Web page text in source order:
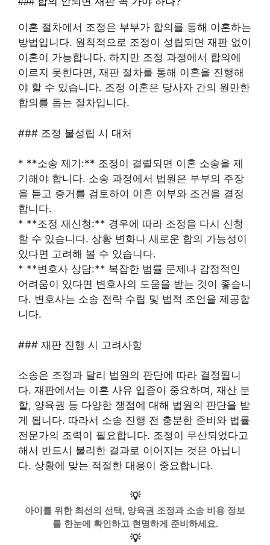
이혼 절차에서 조정은 부부가 합의를 통해 이혼하는
방법입니다. 원칙적으로 조정이 성립되면 재판 없이
이혼이 가능합니다. 하지만 조정 과정에서 합의에
이르지 못한다면, 재판 절차를 통해 이혼을 진행해
야 할 수 있습니다. 조정 이혼은 당사자 간의 원만한
합의를 돕는 절차입니다.
### 조정 불성립 시 대처
* **소송 제기:** 조정이 결렬되면 이혼 소송을 제
기해야 합니다. 소송 과정에서 법원은 부부의 주장
을 듣고 증거를 검토하여 이혼 여부와 조건을 결정
합니다.
* **조정 재신청:** 경우에 따라 조정을 다시 신청
할 수 있습니다. 상황 변화나 새로운 합의 가능성이
있다면 고려해 볼 수 있습니다.
* **변호사 상담:** 복잡한 법률 문제나 감정적인
어려움이 있다면 변호사의 도움을 받는 것이 좋습니
다. 변호사는 소송 전략 수립 및 법적 조언을 제공합
니다.
### 재판 진행 시 고려사항
소송은 조정과 달리 법원의 판단에 따라 결정됩니
다. 재판에서는 이혼 사유 입증이 중요하며, 재산 분
할, 양육권 등 다양한 쟁점에 대해 법원의 판단을 받
게 됩니다. 따라서 소송 진행 전 충분한 준비와 법률
전문가의 조력이 필요합니다. 조정이 무산되었다고
해서 반드시 불리한 결과로 이어지는 것은 아닙니
다. 상황에 맞는 적절한 대응이 중요합니다.
💡
아이를 위한 최선의 선택, 양육권 조정과 소송 비용 정보
를 한눈에 확인하고 현명하게 준비하세요.
💡